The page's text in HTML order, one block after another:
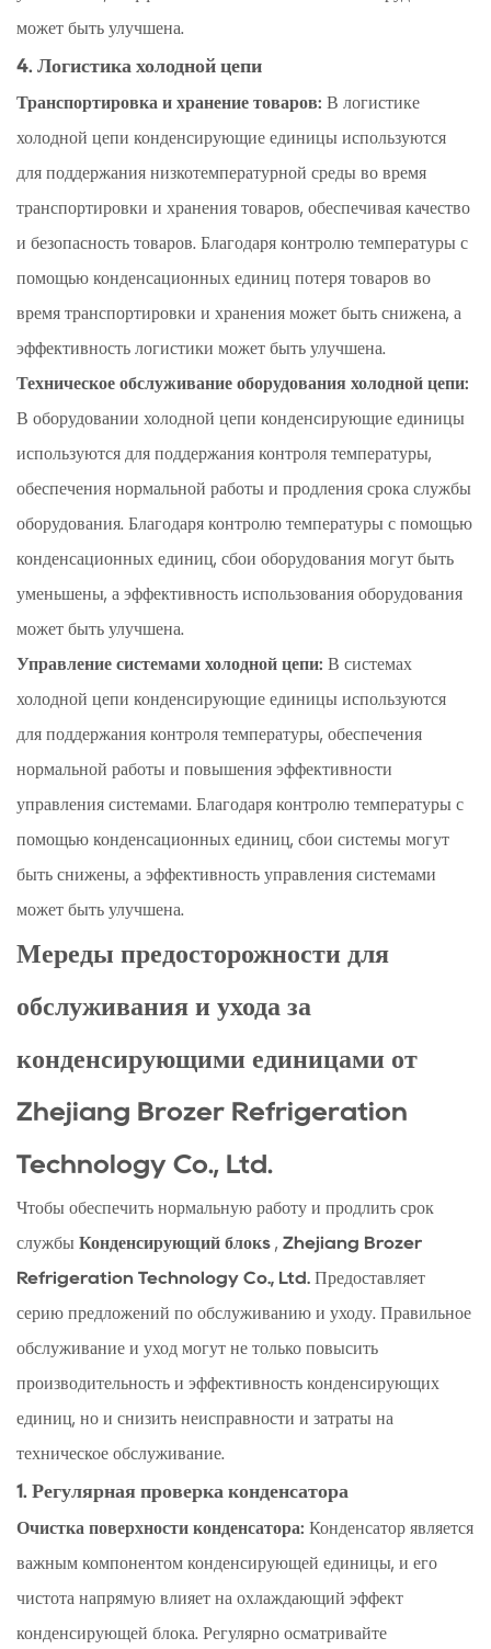
может быть улучшена.
4. Логистика холодной цепи
Транспортировка и хранение товаров: В логистике
холодной цепи конденсирующие единицы используются
для поддержания низкотемпературной среды во время
транспортировки и хранения товаров, обеспечивая качество
и безопасность товаров. Благодаря контролю температуры с
помощью конденсационных единиц потеря товаров во
время транспортировки и хранения может быть снижена, а
эффективность логистики может быть улучшена.
Техническое обслуживание оборудования холодной цепи:
В оборудовании холодной цепи конденсирующие единицы
используются для поддержания контроля температуры,
обеспечения нормальной работы и продления срока службы
оборудования. Благодаря контролю температуры с помощью
конденсационных единиц, сбои оборудования могут быть
уменьшены, а эффективность использования оборудования
может быть улучшена.
Управление системами холодной цепи: В системах
холодной цепи конденсирующие единицы используются
для поддержания контроля температуры, обеспечения
нормальной работы и повышения эффективности
управления системами. Благодаря контролю температуры с
помощью конденсационных единиц, сбои системы могут
быть снижены, а эффективность управления системами
может быть улучшена.
Мереды предосторожности для
обслуживания и ухода за
конденсирующими единицами от
Zhejiang Brozer Refrigeration
Technology Co., Ltd.
Чтобы обеспечить нормальную работу и продлить срок
службы Конденсирующий блокs , Zhejiang Brozer
Refrigeration Technology Co., Ltd. Предоставляет
серию предложений по обслуживанию и уходу. Правильное
обслуживание и уход могут не только повысить
производительность и эффективность конденсирующих
единиц, но и снизить неисправности и затраты на
техническое обслуживание.
1. Регулярная проверка конденсатора
Очистка поверхности конденсатора: Конденсатор является
важным компонентом конденсирующей единицы, и его
чистота напрямую влияет на охлаждающий эффект
конденсирующей блока. Регулярно осматривайте